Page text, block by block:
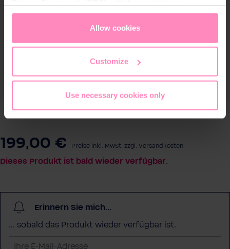
appropriate level of data protection. You canaccept all
only allow necessary cookies
access and change your chosen setting at any time in
Allow cookies
Customize
Use necessary cookies only
199,00 € Preise inkl. MwSt. zzgl. Versandkosten
Dieses Produkt ist bald wieder verfügbar.
Erinnern Sie mich...
... sobald das Produkt wieder verfügbar ist.